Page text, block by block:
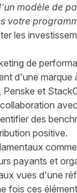
modèle de
votre
les
de
d'une marque
Penske et
des
positive.
payants et
vues d'une
fois ces